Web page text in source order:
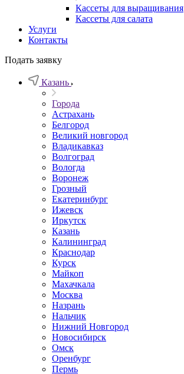
Кассеты для выращивания
Кассеты для салата
Услуги
Контакты
Подать заявку
Казань
Города
Астрахань
Белгород
Великий новгород
Владикавказ
Волгоград
Вологда
Воронеж
Грозный
Екатеринбург
Ижевск
Иркутск
Казань
Калининград
Краснодар
Курск
Майкоп
Махачкала
Москва
Назрань
Нальчик
Нижний Новгород
Новосибирск
Омск
Оренбург
Пермь